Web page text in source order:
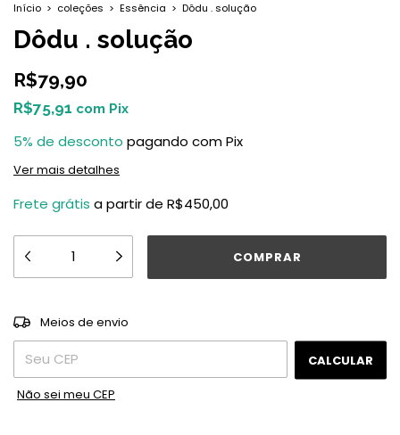
Início > coleções > Essência > Dôdu . solução
Dôdu . solução
R$79,90
R$75,91 com Pix
5% de desconto pagando com Pix
Ver mais detalhes
Frete grátis a partir de R$450,00
Entregas para o CEP:
Meios de envio
CALCULAR
Não sei meu CEP